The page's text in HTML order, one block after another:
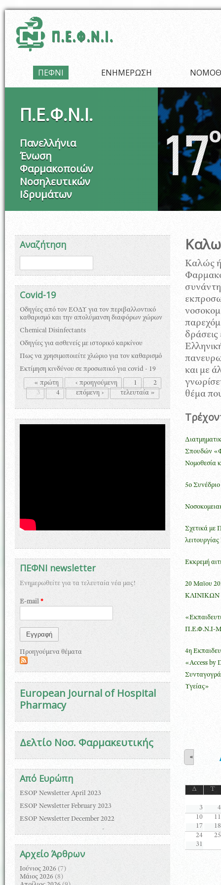
ΠΕΦΝΙ ΕΝΗΜΕΡΩΣΗ
Π.Ε.Φ.Ν.Ι.
Πανελλήνια
Ένωση
Φαρμακοποιών
Νοσηλευτικών
Ιδρυμάτων
Αναζήτηση
Φόρμα αναζήτησης
Covid-19
Οδηγίες από τον ΕΟΔΥ για τον περιβαλλοντικό
καθαρισμό και την απολύμανση διαφόρων χώρων
Chemical Disinfectants
Οδηγίες για ασθενείς με ιστορικό καρκίνου
Πως να χρησιμοποιείτε χλώριο για τον καθαρισμό
Εκτίμηση κινδύνου σε προσωπικό για covid - 19
Σελίδες
« πρώτη ‹ προηγούμενη 1
2
3
4 επόμενη › τελευταία »
ΠΕΦΝΙ newsletter
Ενημερωθείτε για τα τελευταία νέα μας!
E-mail *
Προηγούμενα θέματα
European Journal of Hospital
Pharmacy
Δελτίο Νοσ. Φαρμακευτικής
Από Ευρώπη
ESOP Newsletter April 2023
ESOP Newsletter February 2023
ESOP Newsletter December 2022
Έρευνα της ΕΑΗΡ για τη ετοιμότητα των
νοσοκομειακών φαρμακείων απέναντι σε
μελλοντικές κρίσεις.
Αρχείο Άρθρων
Ιούνιος 2026 (7)
Μάιος 2026 (8)
Καλώς
και με
θέμα
Σπουδών
Νομοθεσία
5ο
Σχετικά με
Εκκρεμή
20 Μαϊου
Π.Ε.Φ.Ν.Ι-
4η
«Access by
Υγείας»
«
Δ Τ
3
4
10
11
17
18
24
25
31